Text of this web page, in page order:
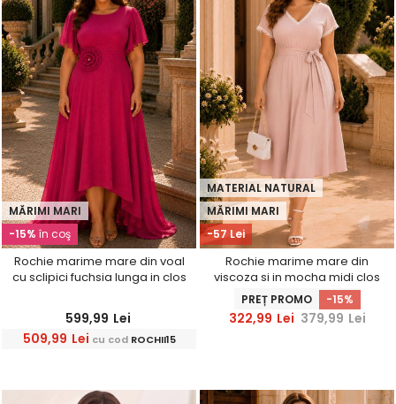
-15% în coş
MĂRIMI MARI
Rochie marime mare din voal
cu sclipici fuchsia lunga in clos
599,99 Lei
509,99 Lei cu cod ROCHII15
-57 Lei
MATERIAL NATURAL
MĂRIMI MARI
Rochie marime mare din
viscoza si in mocha midi clos
cu elastic in talie - StarShinerS
PREȚ PROMO -15%
322,99 Lei 379,99 Lei